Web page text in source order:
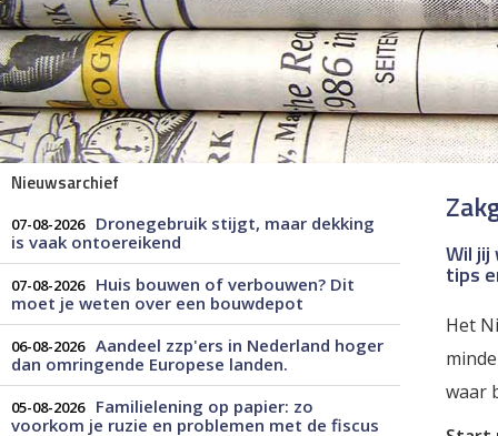
Nieuwsarchief
07-08-2026
Dronegebruik stijgt, maar dekking
is vaak ontoereikend
07-08-2026
Huis bouwen of verbouwen? Dit
moet je weten over een bouwdepot
06-08-2026 Aandeel zzp'ers in Nederland hoger
dan omringende Europese landen.
05-08-2026
Familielening op papier: zo
voorkom je ruzie en problemen met de fiscus
Wil jij
tips
Het
waar